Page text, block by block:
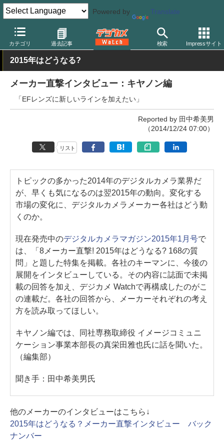
Powered by Translate
カテゴリ 過去記事 検索 Impressサイト
デジカメ Watch 業界動向 企業
2015年はどうなる?
メーカー直撃インタビュー：キヤノン編
「EFレンズに新しいラインを加えたい」
Reported by 田中希美男
（2014/12/24 07:00）
リスト
トピックの多かった2014年のデジタルカメラ業界だ
が、早くも気になるのは翌2015年の動向。変化する
市場の変化に、デジタルカメラメーカー各社はどう動
くのか。
現在発売中のデジタルカメラマガジン2015年1月号で
は、「8メーカー直撃! 2015年はどうなる? 168の質
問」と題した特集を掲載。各社のキーマンに、今後の
展開をインタビューしている。その内容に誌面で未掲
載の回答を加え、デジカメ Watchで再構成したのがこ
の連載だ。各社の回答から、メーカーそれぞれの考え
方を読み取ってほしい。
キヤノン編では、同社専務取締役 イメージコミュニ
ケーション事業本部長の真栄田雅也氏に話を聞いた。
（編集部）
聞き手：田中希美男氏
他のメーカーのインタビューはこちら↓
2015年はどうなる？メーカー直撃インタビュー バック
ナンバー